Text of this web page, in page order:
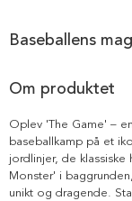
Baseballens
Om produktet
Oplev 'The Game' –
baseballkamp på et
jordlinjer, de
Monster' i
unikt og dragende.